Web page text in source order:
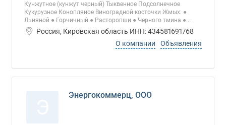
Кунжутное (кунжут черный) Тыквенное Подсолнечное
Кукурузное Конопляное Виноградной косточки Жмых: ●
Льняной ● Горчичный ● Расторопши ● Черного тмина ●...
Россия, Кировская область ИНН: 434581691768
О компании
Объявления
Энергокоммерц, ООО